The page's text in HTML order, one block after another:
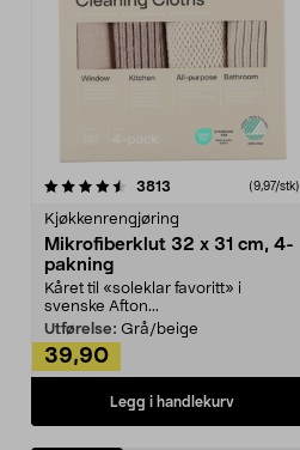
3813 anmeldelser(9,97/stk)
Kjøkkenrengjøring
Mikrofiberklut 32 x 31 cm, 4-
pakning
Kåret til «soleklar favoritt» i
svenske Afton...
Utførelse: Grå/beige
39,90
Legg i handlekurv
4.5av 5 stjerner